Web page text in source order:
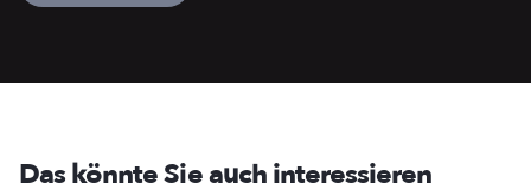
Das könnte Sie auch interessieren